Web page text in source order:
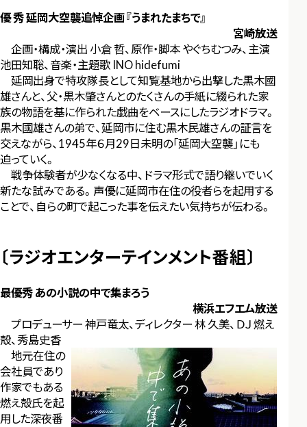
優 秀 延岡大空襲追悼企画『うまれたまちで』
宮崎放送
企画・構成・演出 小倉 哲、原作・脚本 やぐちむつみ、主演
池田知聡、音楽・主題歌 INO hidefumi
延岡出身で特攻隊長として知覧基地から出撃した黒木國
雄さんと、父・黒木肇さんとのたくさんの手紙に綴られた家
族の物語を基に作られた戯曲をベースにしたラジオドラマ。
黒木國雄さんの弟で、延岡市に住む黒木民雄さんの証言を
交えながら、1945年６月29日未明の｢延岡大空襲」にも
迫っていく。
戦争体験者が少なくなる中、ドラマ形式で語り継いでいく
新たな試みである。声優に延岡市在住の役者らを起用する
ことで、自らの町で起こった事を伝えたい気持ちが伝わる。
〔ラジオエンターテインメント番組〕
最優秀 あの小説の中で集まろう
横浜エフエム放送
プロデューサー 神戸竜太、ディレクター 林 久美、ＤＪ 燃え
殻、秀島史香
地元在住の
会社員であり
作家でもある
燃え殻氏を起
用した深夜番